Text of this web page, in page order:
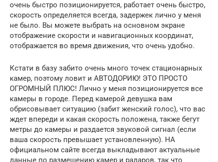
очень быстро позиционируется, работает очень быстро,
скорость определяется всегда, задержек лично у меня
не было. Вы можете выбрать на основном экране
отображение скорости и навигационных координат,
отображается во время движения, что очень удобно.
Кстати в базу забито очень много точек стационарных
камер, поэтому ловит и АВТОДОРИЮ! ЭТО ПРОСТО
ОГРОМНЫЙ ПЛЮС! Лично у меня позиционируется все
камеры в городе. Перед камерой девушка вам
обрисовывает ситуацию (забит женский голос), что вас
ждет впереди и какая скорость положена, также бегут
метры до камеры и раздается звуковой сигнал (если
ваша скорость превышает установленную). НА
официальном сайте всегда выкладывают актуальные
данные по размещению камер и радаров, так что